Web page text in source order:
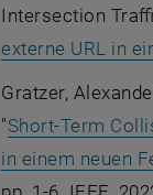
Intersection
externe URL in
Gratzer,
"Short-Term
in einem neuen